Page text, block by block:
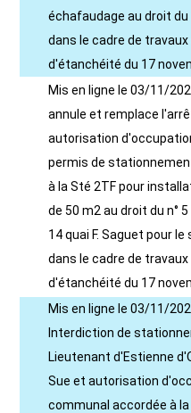
échafaudage au droit du
dans le cadre de
d'étanchéité du 17
Mis en ligne le 03/11/
annule et remplace
autorisation
permis de
à la Sté 2TF pour
de 50 m2 au droit du n°
14 quai F. Saguet pour
dans le cadre de
d'étanchéité du 17
Mis en ligne le 03/11/
Interdiction de
Lieutenant d'Estienne
Sue et autorisation
communal accordée à